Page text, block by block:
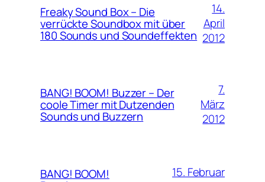
Freaky Sound Box – Die
verrückte Soundbox mit über
180 Sounds und Soundeffekten
14.
April
2012
BANG! BOOM! Buzzer – Der
coole Timer mit Dutzenden
Sounds und Buzzern
7.
März
2012
BANG! BOOM!
15. Februar